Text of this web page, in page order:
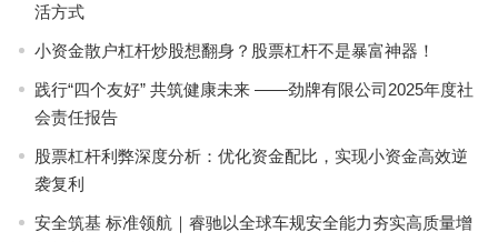
活方式
小资金散户杠杆炒股想翻身？股票杠杆不是暴富神器！
践行“四个友好” 共筑健康未来 ——劲牌有限公司2025年度社
会责任报告
股票杠杆利弊深度分析：优化资金配比，实现小资金高效逆
袭复利
安全筑基 标准领航｜睿驰以全球车规安全能力夯实高质量增